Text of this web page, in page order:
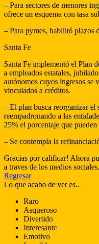
– Para sectores de menores
ofrece un esquema con tasa
– Para pymes, habilitó plazos
Santa Fe
Santa Fe implementó el Plan
a empleados estatales,
autónomos cuyos ingresos se
vinculados a créditos.
– El plan busca reorganizar el
reempadronando a las
25% el porcentaje que
– Se contempla la
Gracias por calificar! Ahora
a traves de los medios sociales.
Regresar
Lo que acabo de ver es..
Raro
Asqueroso
Divertido
Interesante
Emotivo